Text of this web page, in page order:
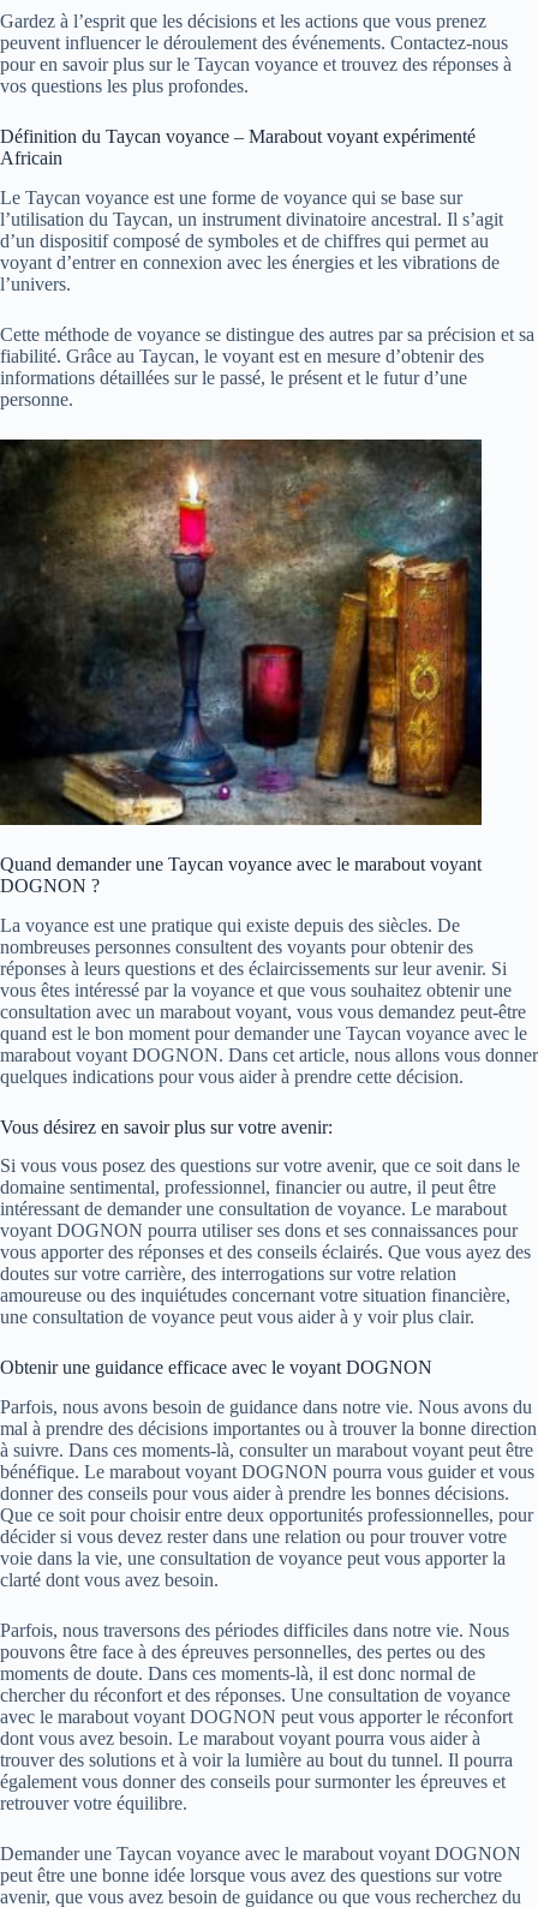
Gardez à l’esprit que les décisions et les actions que vous prenez
peuvent influencer le déroulement des événements. Contactez-nous
pour en savoir plus sur le Taycan voyance et trouvez des réponses à
vos questions les plus profondes.
Définition du Taycan voyance – Marabout voyant expérimenté
Africain
Le Taycan voyance est une forme de voyance qui se base sur
l’utilisation du Taycan, un instrument divinatoire ancestral. Il s’agit
d’un dispositif composé de symboles et de chiffres qui permet au
voyant d’entrer en connexion avec les énergies et les vibrations de
l’univers.
Cette méthode de voyance se distingue des autres par sa précision et sa
fiabilité. Grâce au Taycan, le voyant est en mesure d’obtenir des
informations détaillées sur le passé, le présent et le futur d’une
personne.
Quand demander une Taycan voyance avec le marabout voyant
DOGNON ?
La voyance est une pratique qui existe depuis des siècles. De
nombreuses personnes consultent des voyants pour obtenir des
réponses à leurs questions et des éclaircissements sur leur avenir. Si
vous êtes intéressé par la voyance et que vous souhaitez obtenir une
consultation avec un marabout voyant, vous vous demandez peut-être
quand est le bon moment pour demander une Taycan voyance avec le
marabout voyant DOGNON. Dans cet article, nous allons vous donner
quelques indications pour vous aider à prendre cette décision.
Vous désirez en savoir plus sur votre avenir:
Si vous vous posez des questions sur votre avenir, que ce soit dans le
domaine sentimental, professionnel, financier ou autre, il peut être
intéressant de demander une consultation de voyance. Le marabout
voyant DOGNON pourra utiliser ses dons et ses connaissances pour
vous apporter des réponses et des conseils éclairés. Que vous ayez des
doutes sur votre carrière, des interrogations sur votre relation
amoureuse ou des inquiétudes concernant votre situation financière,
une consultation de voyance peut vous aider à y voir plus clair.
Obtenir une guidance efficace avec le voyant DOGNON
Parfois, nous avons besoin de guidance dans notre vie. Nous avons du
mal à prendre des décisions importantes ou à trouver la bonne direction
à suivre. Dans ces moments-là, consulter un marabout voyant peut être
bénéfique. Le marabout voyant DOGNON pourra vous guider et vous
donner des conseils pour vous aider à prendre les bonnes décisions.
Que ce soit pour choisir entre deux opportunités professionnelles, pour
décider si vous devez rester dans une relation ou pour trouver votre
voie dans la vie, une consultation de voyance peut vous apporter la
clarté dont vous avez besoin.
Parfois, nous traversons des périodes difficiles dans notre vie. Nous
pouvons être face à des épreuves personnelles, des pertes ou des
moments de doute. Dans ces moments-là, il est donc normal de
chercher du réconfort et des réponses. Une consultation de voyance
avec le marabout voyant DOGNON peut vous apporter le réconfort
dont vous avez besoin. Le marabout voyant pourra vous aider à
trouver des solutions et à voir la lumière au bout du tunnel. Il pourra
également vous donner des conseils pour surmonter les épreuves et
retrouver votre équilibre.
Demander une Taycan voyance avec le marabout voyant DOGNON
peut être une bonne idée lorsque vous avez des questions sur votre
avenir, que vous avez besoin de guidance ou que vous recherchez du